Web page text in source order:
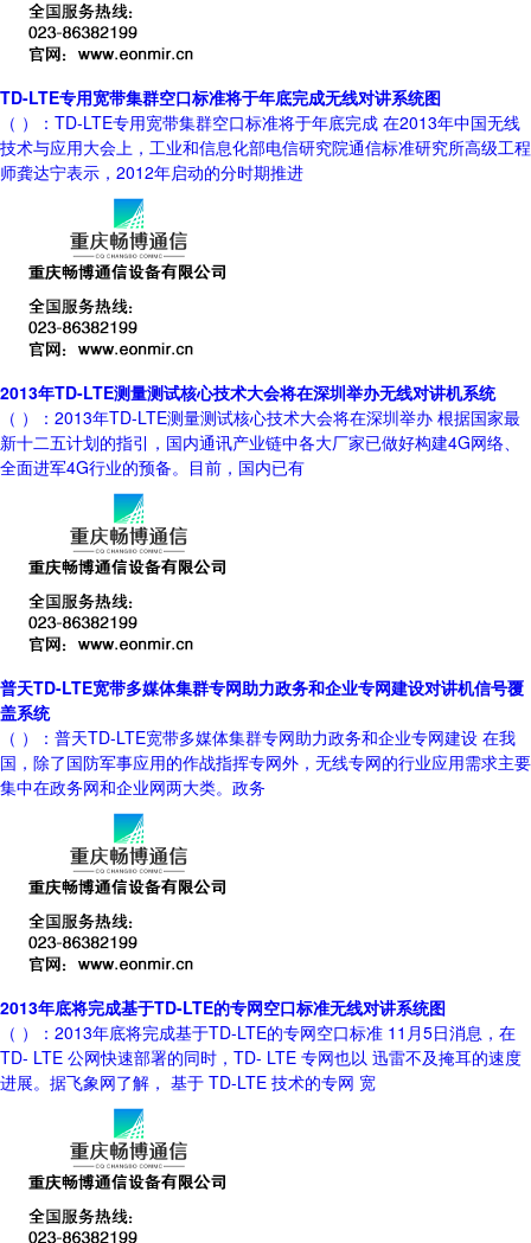
TD-LTE专用宽带集群空口标准将于年底完成无线对讲系统图
（ ）：TD-LTE专用宽带集群空口标准将于年底完成 在2013年中国无线
技术与应用大会上，工业和信息化部电信研究院通信标准研究所高级工程
师龚达宁表示，2012年启动的分时期推进
2013年TD-LTE测量测试核心技术大会将在深圳举办无线对讲机系统
（ ）：2013年TD-LTE测量测试核心技术大会将在深圳举办 根据国家最
新十二五计划的指引，国内通讯产业链中各大厂家已做好构建4G网络、
全面进军4G行业的预备。目前，国内已有
普天TD-LTE宽带多媒体集群专网助力政务和企业专网建设对讲机信号覆
盖系统
（ ）：普天TD-LTE宽带多媒体集群专网助力政务和企业专网建设 在我
国，除了国防军事应用的作战指挥专网外，无线专网的行业应用需求主要
集中在政务网和企业网两大类。政务
2013年底将完成基于TD-LTE的专网空口标准无线对讲系统图
（ ）：2013年底将完成基于TD-LTE的专网空口标准 11月5日消息，在
TD- LTE 公网快速部署的同时，TD- LTE 专网也以 迅雷不及掩耳的速度
进展。据飞象网了解， 基于 TD-LTE 技术的专网 宽